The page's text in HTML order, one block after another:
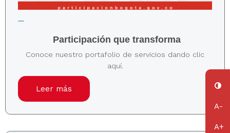
Participación que transforma
Conoce nuestro portafolio de servicios dando clic
aquí.
Leer más